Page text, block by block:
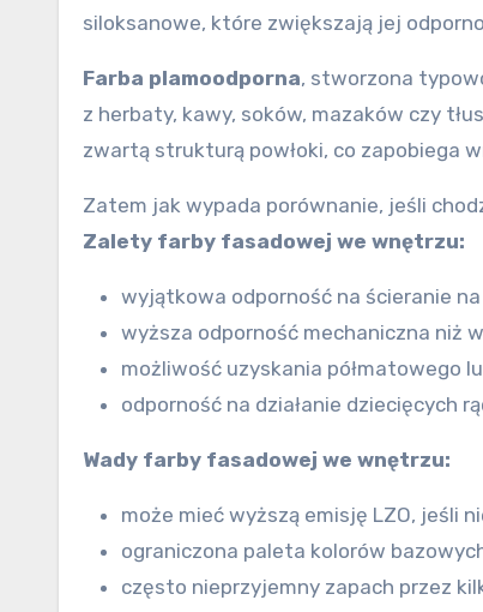
siloksanowe, które zwiększają jej
Farba plamoodporna, stworzona
z herbaty, kawy, soków, mazaków czy
zwartą strukturą powłoki, co zapobiega
Zatem jak wypada porównanie, jeśli
Zalety farby fasadowej we wnętrzu:
wyjątkowa odporność na ścieranie na
wyższa odporność mechaniczna niż
możliwość uzyskania półmatowego
odporność na działanie dziecięcych
Wady farby fasadowej we wnętrzu:
może mieć wyższą emisję LZO, jeśli
ograniczona paleta kolorów
często nieprzyjemny zapach przez